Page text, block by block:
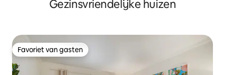
Gezinsvriendelijke huizen
Favoriet van gasten
Favoriet van gasten